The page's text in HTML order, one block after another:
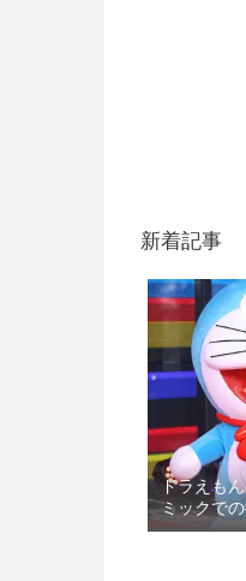
新着記事
ドラえも
ミックで
の無礼疑